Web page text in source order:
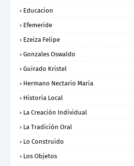
Educacion
Efemeride
Ezeiza Felipe
Gonzales Oswaldo
Guirado Kristel
Hermano Nectario Maria
Historia Local
La Creación Individual
La Tradición Oral
Lo Construido
Los Objetos